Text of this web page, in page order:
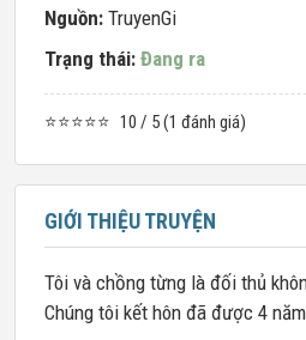
Nguồn: TruyenGi
Trạng thái: Đang ra
⭐⭐⭐⭐⭐ 10 / 5 (1 đánh giá)
GIỚI THIỆU TRUYỆN
Tôi và chồng từng là đối thủ
Chúng tôi kết hôn đã được 4